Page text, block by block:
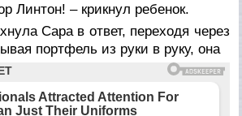
Линтон! – крикнул ребенок.
Сара в ответ, переходя через
портфель из руки в руку, она